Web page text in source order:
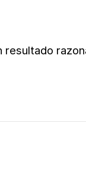
resultado